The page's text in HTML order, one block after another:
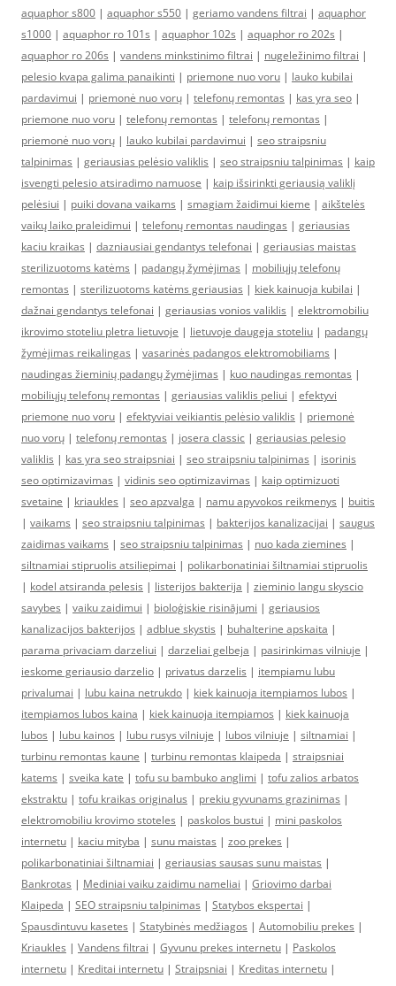
aquaphor s800 | aquaphor s550 | geriamo vandens filtrai | aquaphor
s1000 | aquaphor ro 101s | aquaphor 102s | aquaphor ro 202s |
aquaphor ro 206s | vandens minkstinimo filtrai | nugeležinimo filtrai |
pelesio kvapa galima panaikinti | priemone nuo voru | lauko kubilai
pardavimui | priemonė nuo vorų | telefonų remontas | kas yra seo |
priemone nuo voru | telefonų remontas | telefonų remontas |
priemonė nuo vorų | lauko kubilai pardavimui | seo straipsniu
talpinimas | geriausias pelėsio valiklis | seo straipsniu talpinimas | kaip
isvengti pelesio atsiradimo namuose | kaip išsirinkti geriausią valiklį
pelėsiui | puiki dovana vaikams | smagiam žaidimui kieme | aikštelės
vaikų laiko praleidimui | telefonų remontas naudingas | geriausias
kaciu kraikas | dazniausiai gendantys telefonai | geriausias maistas
sterilizuotoms katėms | padangų žymėjimas | mobiliųjų telefonų
remontas | sterilizuotoms katėms geriausias | kiek kainuoja kubilai |
dažnai gendantys telefonai | geriausias vonios valiklis | elektromobiliu
ikrovimo stoteliu pletra lietuvoje | lietuvoje daugeja stoteliu | padangų
žymėjimas reikalingas | vasarinės padangos elektromobiliams |
naudingas žieminių padangų žymėjimas | kuo naudingas remontas |
mobiliųjų telefonų remontas | geriausias valiklis peliui | efektyvi
priemone nuo voru | efektyviai veikiantis pelėsio valiklis | priemonė
nuo vorų | telefonų remontas | josera classic | geriausias pelesio
valiklis | kas yra seo straipsniai | seo straipsniu talpinimas | isorinis
seo optimizavimas | vidinis seo optimizavimas | kaip optimizuoti
svetaine | kriaukles | seo apzvalga | namu apyvokos reikmenys | buitis
| vaikams | seo straipsniu talpinimas | bakterijos kanalizacijai | saugus
zaidimas vaikams | seo straipsniu talpinimas | nuo kada ziemines |
siltnamiai stipruolis atsiliepimai | polikarbonatiniai šiltnamiai stipruolis
| kodel atsiranda pelesis | listerijos bakterija | zieminio langu skyscio
savybes | vaiku zaidimui | bioloģiskie risinājumi | geriausios
kanalizacijos bakterijos | adblue skystis | buhalterine apskaita |
parama privaciam darzeliui | darzeliai gelbeja | pasirinkimas vilniuje |
ieskome geriausio darzelio | privatus darzelis | itempiamu lubu
privalumai | lubu kaina netrukdo | kiek kainuoja itempiamos lubos |
itempiamos lubos kaina | kiek kainuoja itempiamos | kiek kainuoja
lubos | lubu kainos | lubu rusys vilniuje | lubos vilniuje | siltnamiai |
turbinu remontas kaune | turbinu remontas klaipeda | straipsniai
katems | sveika kate | tofu su bambuko anglimi | tofu zalios arbatos
ekstraktu | tofu kraikas originalus | prekiu gyvunams grazinimas |
elektromobiliu krovimo stoteles | paskolos bustui | mini paskolos
internetu | kaciu mityba | sunu maistas | zoo prekes |
polikarbonatiniai šiltnamiai | geriausias sausas sunu maistas |
Bankrotas | Mediniai vaiku zaidimu nameliai | Griovimo darbai
Klaipeda | SEO straipsniu talpinimas | Statybos ekspertai |
Spausdintuvu kasetes | Statybinės medžiagos | Automobiliu prekes |
Kriaukles | Vandens filtrai | Gyvunu prekes internetu | Paskolos
internetu | Kreditai internetu | Straipsniai | Kreditas internetu |